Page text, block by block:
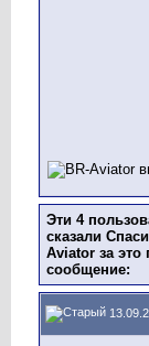
Эти 4
сказали
Aviator за это
сообщение: